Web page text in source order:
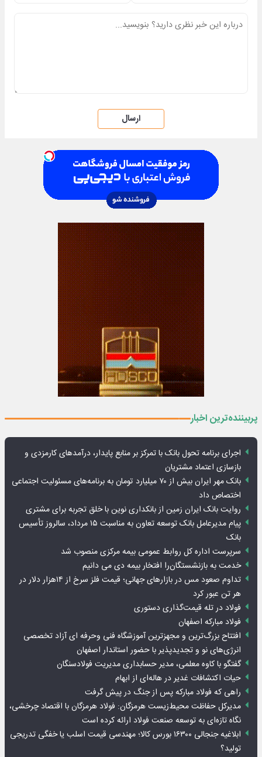
ارسال
پربیننده‌ترین اخبار
اجرای برنامه تحول بانک با تمرکز بر منابع پایدار، درآمدهای کارمزدی و
بازسازی اعتماد مشتریان
بانک مهر ایران بیش از ۷۰ میلیارد تومان به برنامه‌های مسئولیت اجتماعی
اختصاص داد
روایت بانک ایران زمین از بانکداری نوین با خلق تجربه برای مشتری
پیام مدیرعامل بانک توسعه تعاون به مناسبت ۱۵ مرداد، سالروز تأسیس
بانک
سرپرست اداره کل روابط عمومی بیمه مرکزی منصوب شد
خدمت به بازنشستگان‌را افتخار بیمه دی می دانیم
تداوم صعود مس در بازارهای جهانی؛ قیمت فلز سرخ از ۱۴هزار دلار در
هر تن عبور کرد
فولاد در تله قیمت‌گذاری دستوری
فولاد مبارکه اصفهان
افتتاح بزرگ‌ترین و مجهزترین آموزشگاه فنی وحرفه ای آزاد تخصصی
انرژی‌های نو و تجدیدپذیر با حضور استاندار اصفهان
گفتگو با کاوه معلمی، مدیر حسابداری مدیریت فولادسنگان
حیات اکتشافات غدیر در هاله‌ای از ابهام
راهی که فولاد مبارکه پس از جنگ در پیش گرفت
مدیرکل حفاظت محیط‌زیست هرمزگان: فولاد هرمزگان با اقتصاد چرخشی،
نگاه تازه‌ای به توسعه صنعت فولاد ارائه کرده است
ابلاغیه جنجالی ۱۶۳۰۰ بورس کالا؛ مهندسی قیمت اسلب یا خفگی تدریجی
تولید؟